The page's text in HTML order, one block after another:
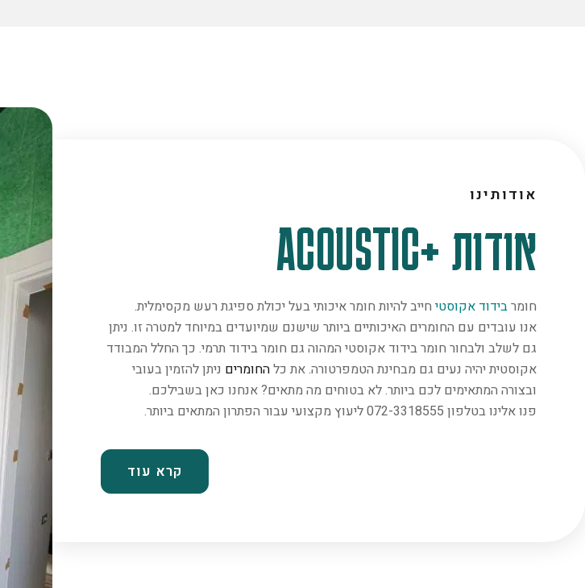
אודותינו
אודות +ACOUSTIC
חומרבידוד אקוסטי חייב להיות חומר איכותי בעל יכולת ספיגת רעש מקסימלית.
אנו עובדים עם החומרים האיכותיים ביותר שישנם שמיועדים במיוחד למטרה זו. ניתן
גם לשלב ולבחור חומר בידוד אקוסטי המהוה גם חומר בידוד תרמי. כך החלל המבודד
אקוסטית יהיה נעים גם מבחינת הטמפרטורה. את כלהחומרים ניתן להזמין בעובי
ובצורה המתאימים לכם ביותר. לא בטוחים מה מתאים? אנחנו כאן בשבילכם.
פנו אלינו בטלפון 072-3318555 ליעוץ מקצועי עבור הפתרון המתאים ביותר.
קרא עוד